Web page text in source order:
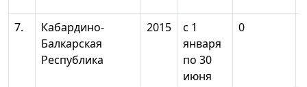
7.
Кабардино-
Балкарская
Республика
2015
с 1
января
по 30
июня
0